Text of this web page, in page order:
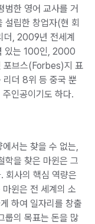
범한 영어 교사를 거
설립한 창업자(현 회
, 2009년 전세계
있는 100인, 2000
포브스(Forbes)지 표
리더 8위 등 중국 뿐
인공이기도 하다.
서는 찾을 수 없는,
학을 찾은 마윈은 그
회사의 핵심 역량은
윈은 전 세계의 소
하여 일자리를 창출
룹의 목표는 돈을 많